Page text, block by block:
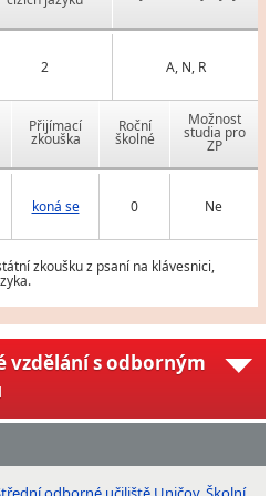
2 A, N, R
Přijímací
zkouška
Roční
školné
Možnost
studia pro
ZP
koná se 0 Ne
zkoušku z psaní na klávesnici,
vzdělání s odborným